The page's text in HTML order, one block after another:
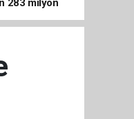
283 milyon